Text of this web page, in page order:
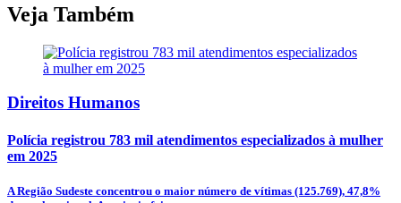
Veja Também
Direitos Humanos
Polícia registrou 783 mil atendimentos especializados à mulher
em 2025
A Região Sudeste concentrou o maior número de vítimas (125.769), 47,8%